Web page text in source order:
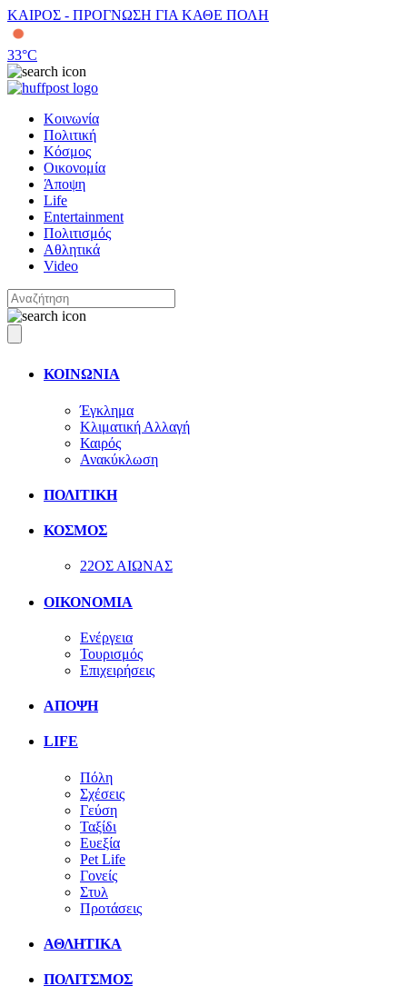
ΚΑΙΡΟΣ - ΠΡΟΓΝΩΣΗ ΓΙΑ ΚΑΘΕ ΠΟΛΗ
33°C
Κοινωνία
Πολιτική
Κόσμος
Οικονομία
Άποψη
Life
Entertainment
Πολιτισμός
Αθλητικά
Video
ΚΟΙΝΩΝΙΑ
Έγκλημα
Κλιματική Αλλαγή
Καιρός
Ανακύκλωση
ΠΟΛΙΤΙΚΗ
ΚΟΣΜΟΣ
22ΟΣ ΑΙΩΝΑΣ
ΟΙΚΟΝΟΜΙΑ
Ενέργεια
Τουρισμός
Επιχειρήσεις
ΑΠΟΨΗ
LIFE
Πόλη
Σχέσεις
Γεύση
Ταξίδι
Ευεξία
Pet Life
Γονείς
Στυλ
Προτάσεις
ΑΘΛΗΤΙΚΑ
ΠΟΛΙΤΣΜΟΣ